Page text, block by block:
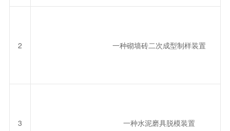
2 一种砌墙砖二次成型制样装置
3 一种水泥磨具脱模装置